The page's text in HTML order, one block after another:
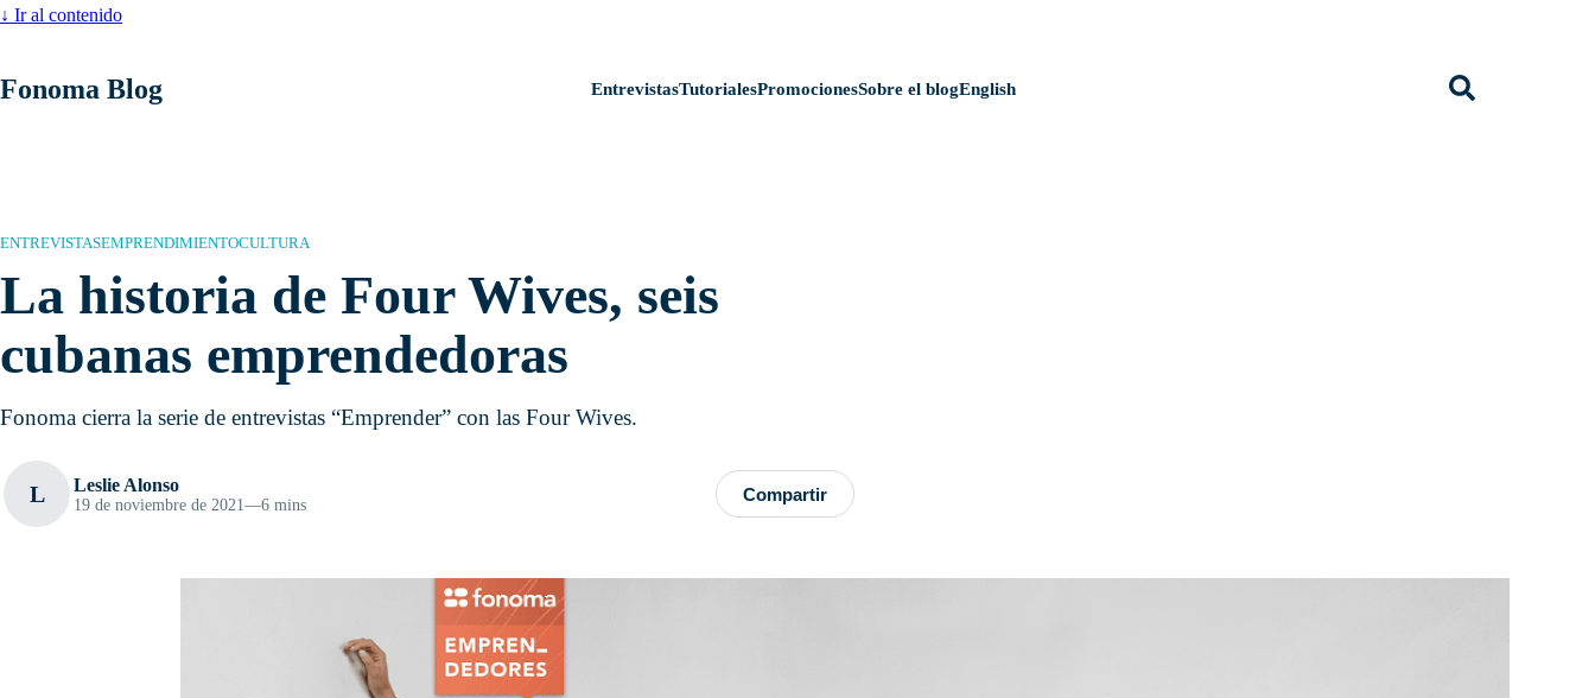
↓ Ir al contenido
Fonoma Blog EntrevistasTutorialesPromocionesSobre el blogEnglish
ENTREVISTASEMPRENDIMIENTOCULTURA
La historia de Four Wives, seis
cubanas emprendedoras
Fonoma cierra la serie de entrevistas “Emprender” con las Four Wives.
L Leslie Alonso
19 de noviembre de 2021—6 mins
Compartir